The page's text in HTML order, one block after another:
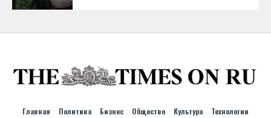
Главная Политика Бизнес Общество Культура
Технологии